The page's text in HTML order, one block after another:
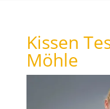
Kissen
Möhle